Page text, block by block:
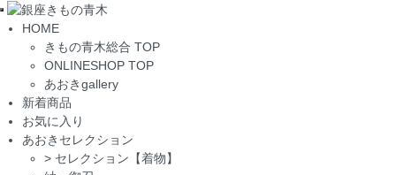
Toggle
navigation
HOME
きもの青木総合 TOP
ONLINESHOP TOP
あおきgallery
新着商品
お気に入り
あおきセレクション
> セレクション【着物】